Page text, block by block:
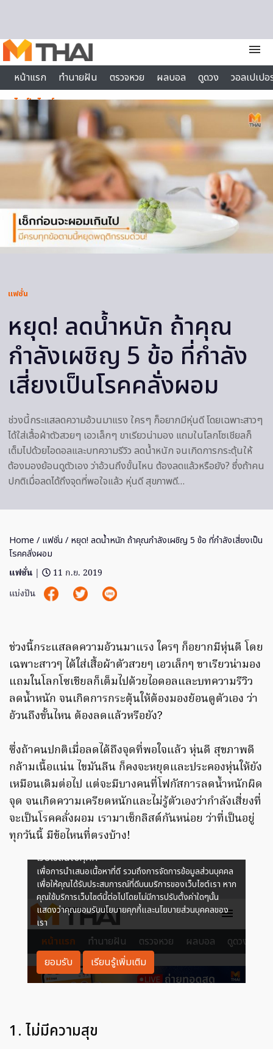
menu
หน้าแรก
ทำนายฝัน ตรวจหวย ผลบอล ดูดวง
วอลเปเป
ไลฟ์สไตล์
แฟชั่น
หยุด! ลดน้ำหนัก ถ้าคุณ
กำลังเผชิญ 5 ข้อ ที่กำลัง
เสี่ยงเป็นโรคคลั่งผอม
ช่วงนี้กระแสลดความอ้วนมาแรง ใครๆ ก็อยากมีหุ่นดี โดยเฉพาะสาวๆ
ได้ใส่เสื้อผ้าตัวสวยๆ เอวเล็กๆ ขาเรียวน่ามอง แถมในโลกโซเชียลก็
เต็มไปด้วยไอดอลและบทความรีวิว ลดน้ำหนัก จนเกิดการกระตุ้นให้
ต้องมองย้อนดูตัวเอง ว่าอ้วนถึงขั้นไหน ต้องลดแล้วหรือยัง? ซึ่งถ้าคน
ปกติเมื่อลดได้ถึงจุดที่พอใจแล้ว หุ่นดี สุขภาพดี…
Home / แฟชั่น / หยุด! ลดน้ำหนัก ถ้าคุณกำลังเผชิญ 5 ข้อ ที่กำลังเสี่ยงเป็น
โรคคลั่งผอม
แฟชั่น |
11 ก.ย. 2019
แบ่งปัน
ช่วงนี้กระแสลดความอ้วนมาแรง ใครๆ ก็อยากมีหุ่นดี โดย
เฉพาะสาวๆ ได้ใส่เสื้อผ้าตัวสวยๆ เอวเล็กๆ ขาเรียวน่ามอง
แถมในโลกโซเชียลก็เต็มไปด้วยไอดอลและบทความรีวิว
ลดน้ำหนัก จนเกิดการกระตุ้นให้ต้องมองย้อนดูตัวเอง ว่า
อ้วนถึงขั้นไหน ต้องลดแล้วหรือยัง?
ซึ่งถ้าคนปกติเมื่อลดได้ถึงจุดที่พอใจแล้ว หุ่นดี สุขภาพดี
กล้ามเนื้อแน่น ไขมันลีน ก็คงจะหยุดและประคองหุ่นให้ยัง
เหมือนเดิมต่อไป แต่จะมีบางคนที่โฟกัสการลดน้ำหนักผิด
จุด จนเกิดความเครียดหนักและไม่รู้ตัวเองว่ากำลังเสี่ยงที่
จะเป็นโรคคลั่งผอม เรามาเช็กลิสต์กันหน่อย ว่าที่เป็นอยู่
ทุกวันนี้ มีข้อไหนที่ตรงบ้าง!
1. ไม่มีความสุข